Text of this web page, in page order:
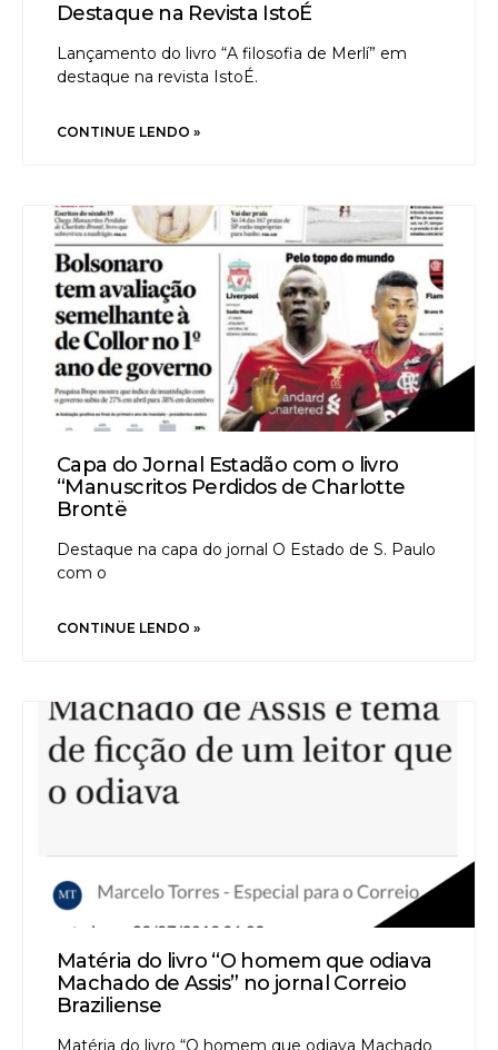
Destaque na Revista IstoÉ
Lançamento do livro “A filosofia de Merlí” em
destaque na revista IstoÉ.
CONTINUE LENDO »
Capa do Jornal Estadão com o livro
“Manuscritos Perdidos de Charlotte
Brontë
Destaque na capa do jornal O Estado de S. Paulo
com o
CONTINUE LENDO »
Matéria do livro “O homem que odiava
Machado de Assis” no jornal Correio
Braziliense
Matéria do livro “O homem que odiava Machado